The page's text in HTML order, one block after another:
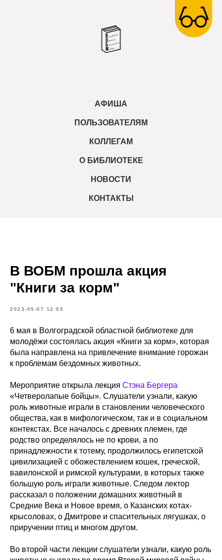
АФИША
ПОЛЬЗОВАТЕЛЯМ
КОЛЛЕГАМ
О БИБЛИОТЕКЕ
НОВОСТИ
КОНТАКТЫ
В ВОБМ прошла акция
"Книги за корм"
2023-05-07 12:05
6 мая в Волгоградской областной библиотеке для
молодёжи состоялась акция «Книги за корм», которая
была направлена на привлечение внимание горожан
к проблемам бездомных животных.
Мероприятие открыла лекция Стэна Бергера
«Четверолапые бойцы». Слушатели узнали, какую
роль животные играли в становлении человеческого
общества, как в мифологическом, так и в социальном
контекстах. Все началось с древних племен, где
родство определялось не по крови, а по
принадлежности к тотему, продолжилось египетской
цивилизацией с обожествлением кошек, греческой,
вавилонской и римской культурами, в которых также
большую роль играли животные. Следом лектор
рассказал о положении домашних животный в
Средние Века и Новое время, о Казанских котах-
крысоловах, о Дмитрове и спасительных лягушках, о
приручении птиц и многом другом.
Во второй части лекции слушатели узнали, какую роль